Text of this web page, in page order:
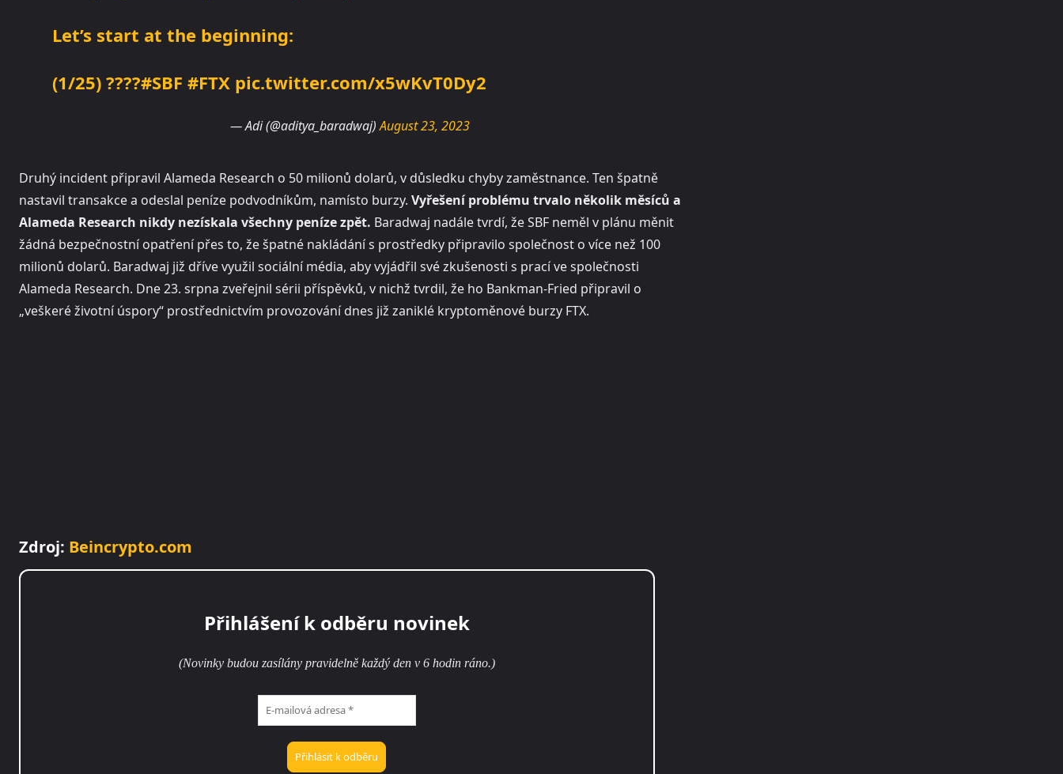
Let’s start at the beginning:
(1/25) ????#SBF #FTX pic.twitter.com/x5wKvT0Dy2
— Adi (@aditya_baradwaj)August 23, 2023
Druhý incident připravil Alameda Research o 50 milionů dolarů, v důsledku chyby zaměstnance. Ten špatně
nastavil transakce a odeslal peníze podvodníkům, namísto burzy. Vyřešení problému trvalo několik měsíců a
Alameda Research nikdy nezískala všechny peníze zpět. Baradwaj nadále tvrdí, že SBF neměl v plánu měnit
žádná bezpečnostní opatření přes to, že špatné nakládání s prostředky připravilo společnost o více než 100
milionů dolarů. Baradwaj již dříve využil sociální média, aby vyjádřil své zkušenosti s prací ve společnosti
Alameda Research. Dne 23. srpna zveřejnil sérii příspěvků, v nichž tvrdil, že ho Bankman-Fried připravil o
„veškeré životní úspory“ prostřednictvím provozování dnes již zaniklé kryptoměnové burzy FTX.
Zdroj: Beincrypto.com
Přihlášení k odběru novinek
(Novinky budou zasílány pravidelně každý den v 6 hodin ráno.)